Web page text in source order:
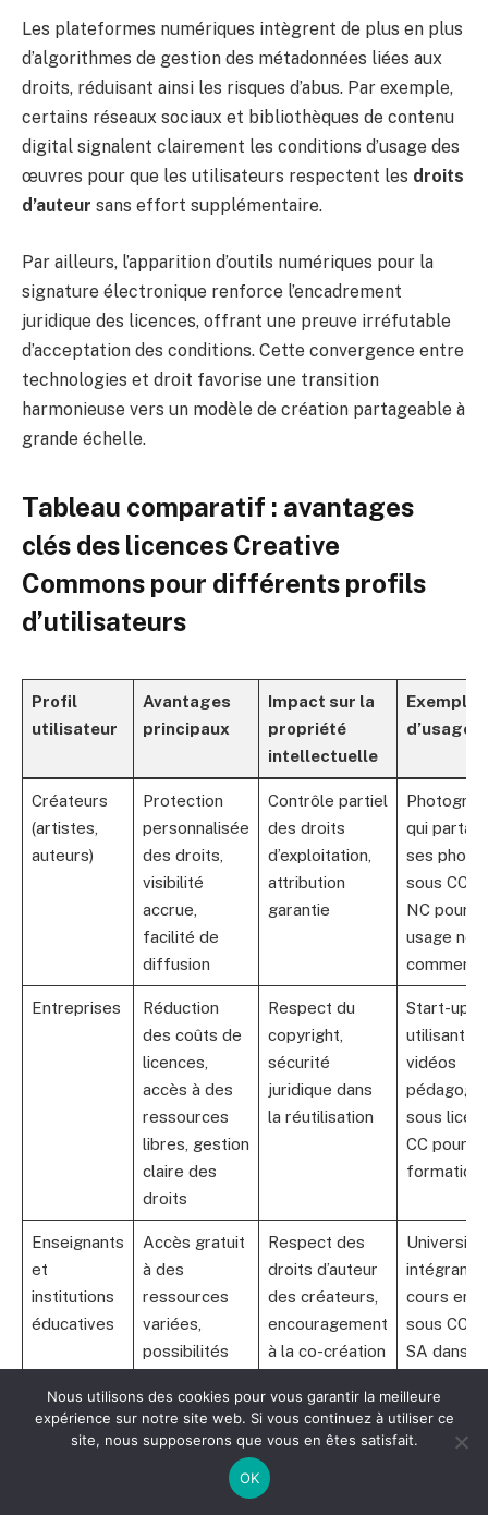
Les plateformes numériques intègrent de plus en plus
d’algorithmes de gestion des métadonnées liées aux
droits, réduisant ainsi les risques d’abus. Par exemple,
certains réseaux sociaux et bibliothèques de contenu
digital signalent clairement les conditions d’usage des
œuvres pour que les utilisateurs respectent les droits
d’auteur sans effort supplémentaire.
Par ailleurs, l’apparition d’outils numériques pour la
signature électronique renforce l’encadrement
juridique des licences, offrant une preuve irréfutable
d’acceptation des conditions. Cette convergence entre
technologies et droit favorise une transition
harmonieuse vers un modèle de création partageable à
grande échelle.
Tableau comparatif : avantages
clés des licences Creative
Commons pour différents profils
d’utilisateurs
Profil
utilisateur
Avantages
principaux
Impact sur la
propriété
intellectuelle
Exemple
d’usage
Créateurs
(artistes,
auteurs)
Protection
personnalisée
des droits,
visibilité
accrue,
facilité de
diffusion
Contrôle partiel
des droits
d’exploitation,
attribution
garantie
qui
ses
sous CC
NC pour
usage non
Entreprises
Réduction
des coûts de
licences,
accès à des
ressources
libres, gestion
claire des
droits
Respect du
copyright,
sécurité
juridique dans
la réutilisation
Start-up
utilisant
vidéos
sous
CC pour
Enseignants
et
institutions
éducatives
Accès gratuit
à des
ressources
variées,
possibilités
et de partage
Respect des
droits d’auteur
des créateurs,
encouragement
à la co-création
Université
intégrant
cours en
sous CC
SA dans
Grand
Accès libre à
des œuvres
Connaissance
des droits et
Blogueur
Nous utilisons des cookies pour vous garantir la meilleure
expérience sur notre site web. Si vous continuez à utiliser ce
site, nous supposerons que vous en êtes satisfait.
OK